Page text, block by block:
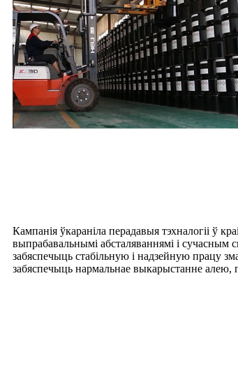
Кампанія ўкараніла перадавыя тэхналогіі ў
выпрабавальнымі абсталяваннямі і
забяспечыць стабільную і надзейную працу
забяспечыць нармальнае выкарыстанне алею,